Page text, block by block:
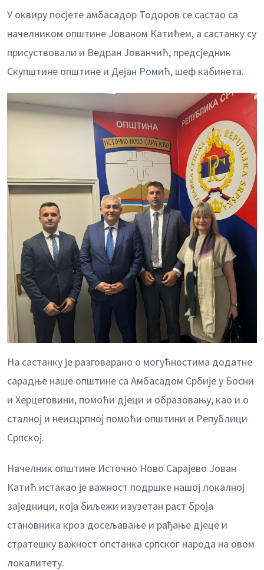
У оквиру посјете амбасадор Тодоров се састао са
начелником општине Јованом Катићем, а састанку су
присуствовали и Ведран Јованчић, предсједник
Скупштине општине и Дејан Ромић, шеф кабинета.
На састанку је разговарано о могућностима додатне
сарадње наше општине са Aмбасадом Србије у Босни
и Херцеговини, помоћи дјеци и образовању, као и о
сталној и неисцрпној помоћи општини и Републици
Српској.
Начелник општине Источно Ново Сарајево Јован
Катић истакао је важност подршке нашој локалној
заједници, која биљежи изузетан раст броја
становника кроз досељавање и рађање дјеце и
стратешку важност опстанка српског народа на овом
локалитету.